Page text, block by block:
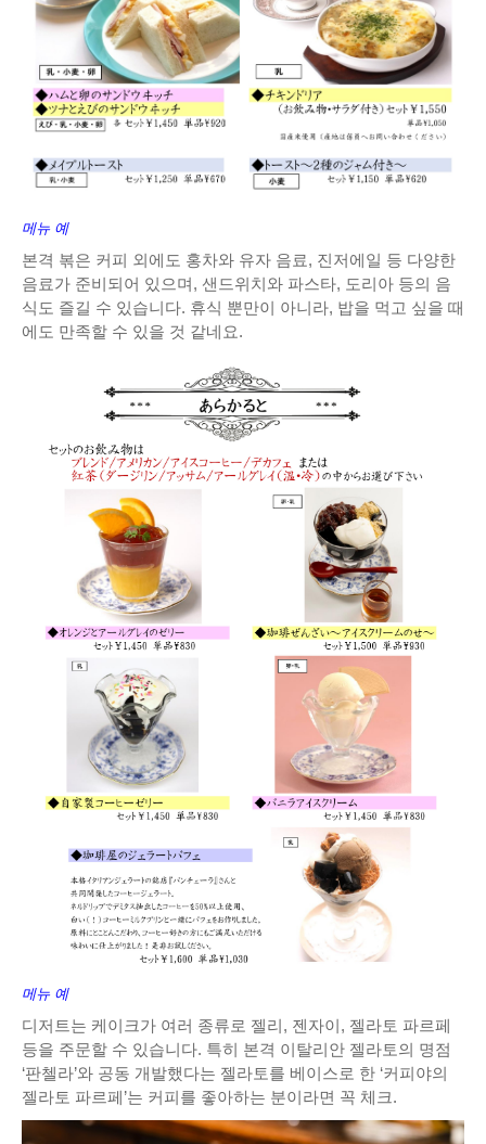
메뉴 예
본격 볶은 커피 외에도 홍차와 유자 음료, 진저에일 등 다양한
음료가 준비되어 있으며, 샌드위치와 파스타, 도리아 등의 음
식도 즐길 수 있습니다. 휴식 뿐만이 아니라, 밥을 먹고 싶을 때
에도 만족할 수 있을 것 같네요.
메뉴 예
디저트는 케이크가 여러 종류로 젤리, 젠자이, 젤라토 파르페
등을 주문할 수 있습니다. 특히 본격 이탈리안 젤라토의 명점
‘판첼라’와 공동 개발했다는 젤라토를 베이스로 한 ‘커피야의
젤라토 파르페’는 커피를 좋아하는 분이라면 꼭 체크.